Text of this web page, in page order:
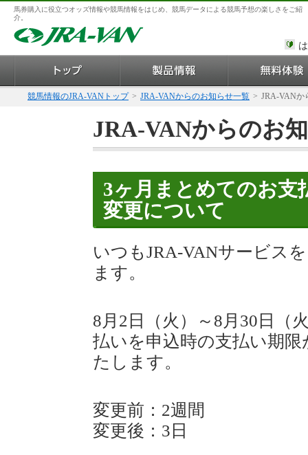
馬券購入に役立つオッズ情報や競馬情報をはじめ、競馬データによる競馬予想の楽しさをご紹
介。
競馬情報のJRA-VANトップ > JRA-VANからのお知らせ一覧 > JRA-VANか
JRA-VANからのお
3ヶ月まとめてのお支
変更について
いつもJRA-VANサービス
ます。
8月2日（火）～8月30日（
払いを申込時の支払い期
たします。
変更前：2週間
変更後：3日